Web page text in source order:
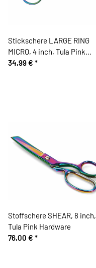
Stickschere LARGE RING
MICRO, 4 inch, Tula Pink
Hardware
34,99 € *
Stoffschere SHEAR, 8 inch,
Tula Pink Hardware
76,00 € *